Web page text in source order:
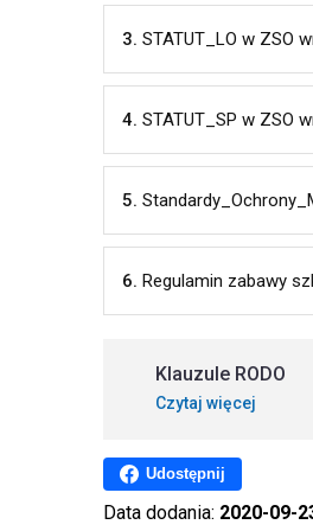
3. STATUT_LO w ZSO
4. STATUT_SP w ZSO
5.
6. Regulamin zabawy
Klauzule RODO
Czytaj więcej
Udostępnij
Data dodania: 2020-09-